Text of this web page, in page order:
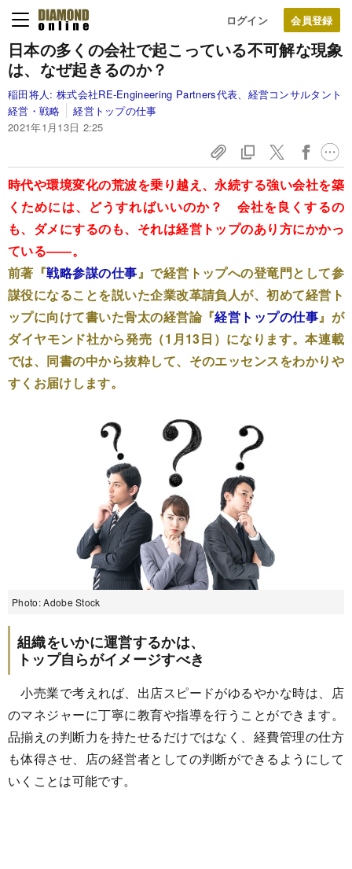
ログイン
日本の多くの会社で起こっている不可解な現象
は、 なぜ起きるのか？
稲田将人: 株式会社RE-Engineering Partners代表、経営コンサルタント
経営・戦略
経営トップの仕事
2021年1月13日 2:25
時代や環境変化の荒波を乗り越え、永続する強い会社を築
くためには、どうすればいいのか？ 会社を良くするの
も、ダメにするのも、それは経営トップのあり方にかかっ
ている――。
前著『戦略参謀の仕事』で経営トップへの登竜門として参
謀役になることを説いた企業改革請負人が、初めて経営ト
ップに向けて書いた骨太の経営論『経営トップの仕事』が
ダイヤモンド社から発売（1月13日）になります。本連載
では、同書の中から抜粋して、そのエッセンスをわかりや
すくお届けします。
Photo: Adobe Stock
組織をいかに運営するかは、
トップ自らがイメージすべき
小売業で考えれば、出店スピードがゆるやかな時は、店
のマネジャーに丁寧に教育や指導を行うことができます。
品揃えの判断力を持たせるだけではなく、経費管理の仕方
も体得させ、店の経営者としての判断ができるようにして
いくことは可能です。